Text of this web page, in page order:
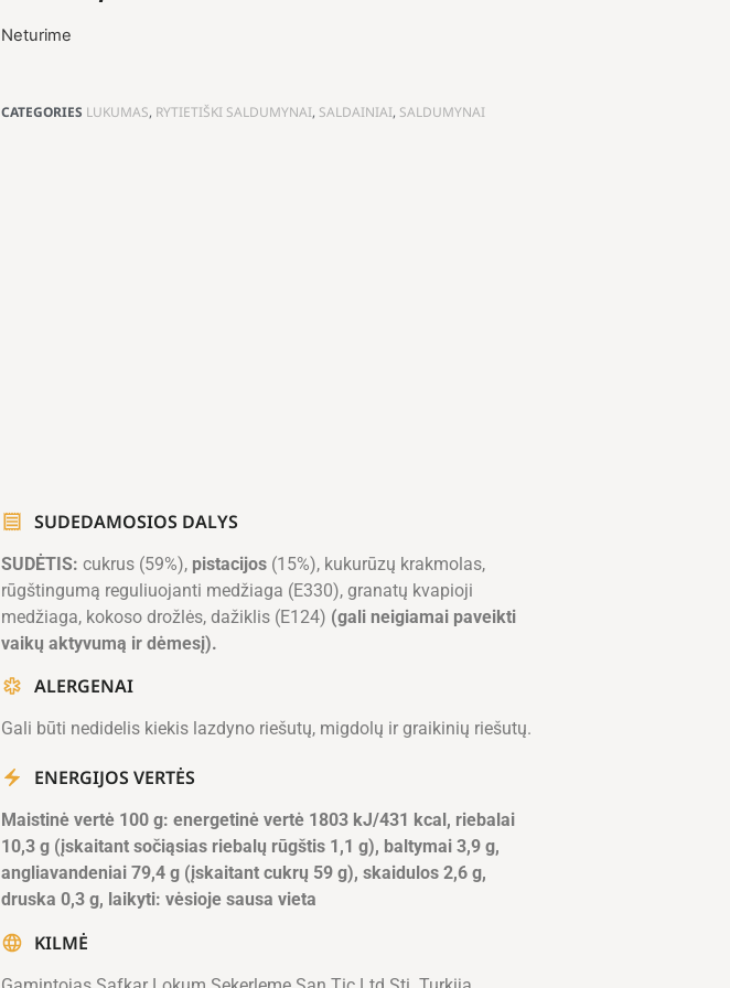
Neturime
CATEGORIES LUKUMAS, RYTIETIŠKI SALDUMYNAI, SALDAINIAI, SALDUMYNAI
SUDEDAMOSIOS DALYS
SUDĖTIS: cukrus (59%), pistacijos (15%), kukurūzų krakmolas,
rūgštingumą reguliuojanti medžiaga (E330), granatų kvapioji
medžiaga, kokoso drožlės, dažiklis (E124) (gali neigiamai paveikti
vaikų aktyvumą ir dėmesį).
ALERGENAI
Gali būti nedidelis kiekis lazdyno riešutų, migdolų ir graikinių riešutų.
ENERGIJOS VERTĖS
Maistinė vertė 100 g: energetinė vertė 1803 kJ/431 kcal, riebalai
10,3 g (įskaitant sočiąsias riebalų rūgštis 1,1 g), baltymai 3,9 g,
angliavandeniai 79,4 g (įskaitant cukrų 59 g), skaidulos 2,6 g,
druska 0,3 g, laikyti: vėsioje sausa vieta
KILMĖ